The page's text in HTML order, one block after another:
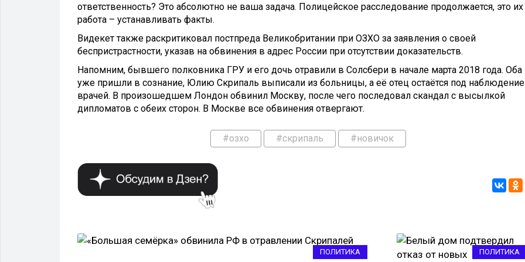
ответственность? Это абсолютно не ваша задача. Полицейское расследование продолжается, это их
работа – устанавливать факты.
Видекет также раскритиковал постпреда Великобритании при ОЗХО за заявления о своей
беспристрастности, указав на обвинения в адрес России при отсутствии доказательств.
Напомним, бывшего полковника ГРУ и его дочь отравили в Солсбери в начале марта 2018 года. Оба
уже пришли в сознание, Юлию Скрипаль выписали из больницы, а её отец остаётся под
врачей. В произошедшем Лондон обвинил Москву, после чего последовал скандал с высылкой
дипломатов с обеих сторон. В Москве все обвинения отвергают.
#озхо #скрипаль #новичок
ПОЛИТИКА ПОЛИТИКА